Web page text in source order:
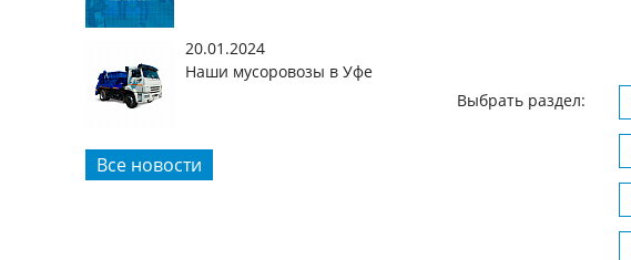
20.01.2024
Наши мусоровозы в Уфе
Все новости
Выбрать раздел: